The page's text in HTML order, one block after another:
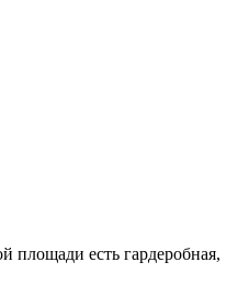
площади есть гардеробная,